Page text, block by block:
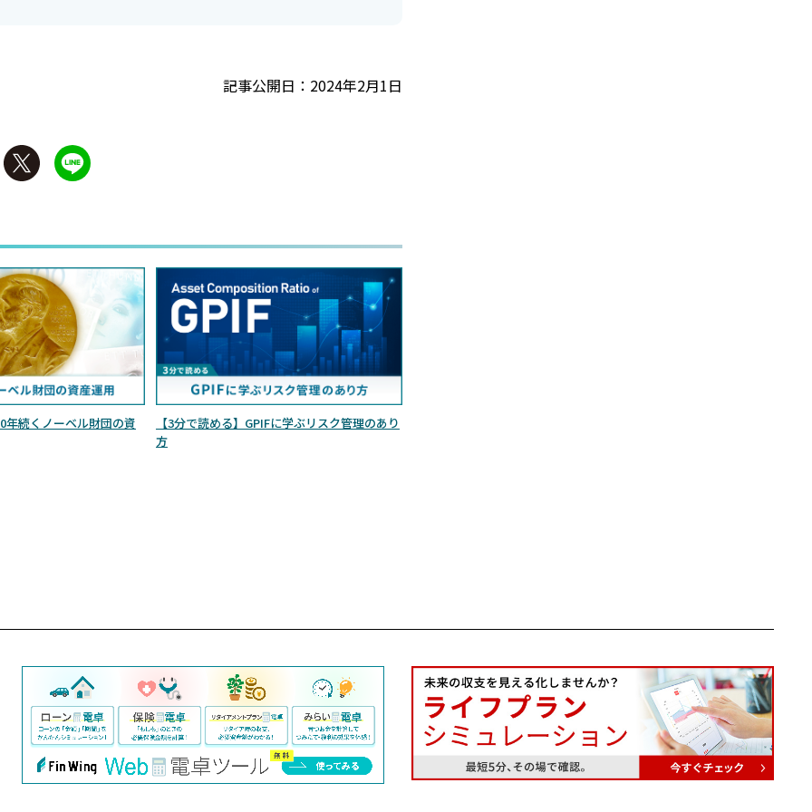
記事公開日：2024年2月1日
年続くノーベル財団の資
【3分で読める】GPIFに学ぶリスク管理のあり
方